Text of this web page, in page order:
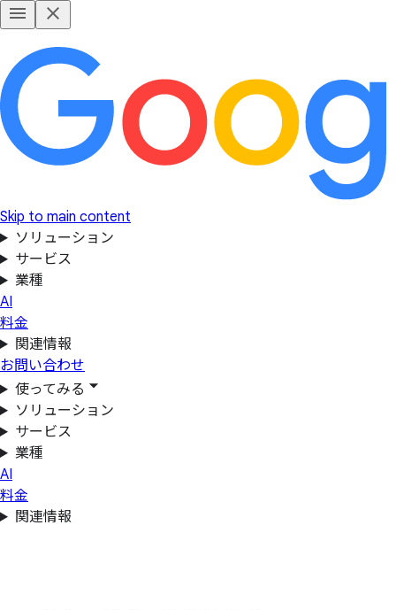
Skip to main content
ソリューション
サービス
業種
AI
料金
関連情報
お問い合わせ
使ってみる
ソリューション
サービス
業種
AI
料金
関連情報